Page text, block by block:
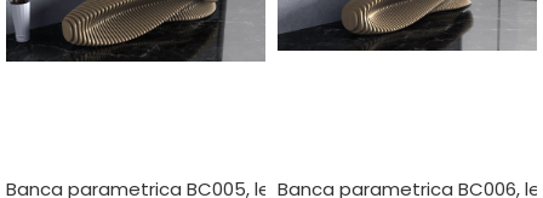
Banca parametrica BC005, lemnBanca parametrica BC006,